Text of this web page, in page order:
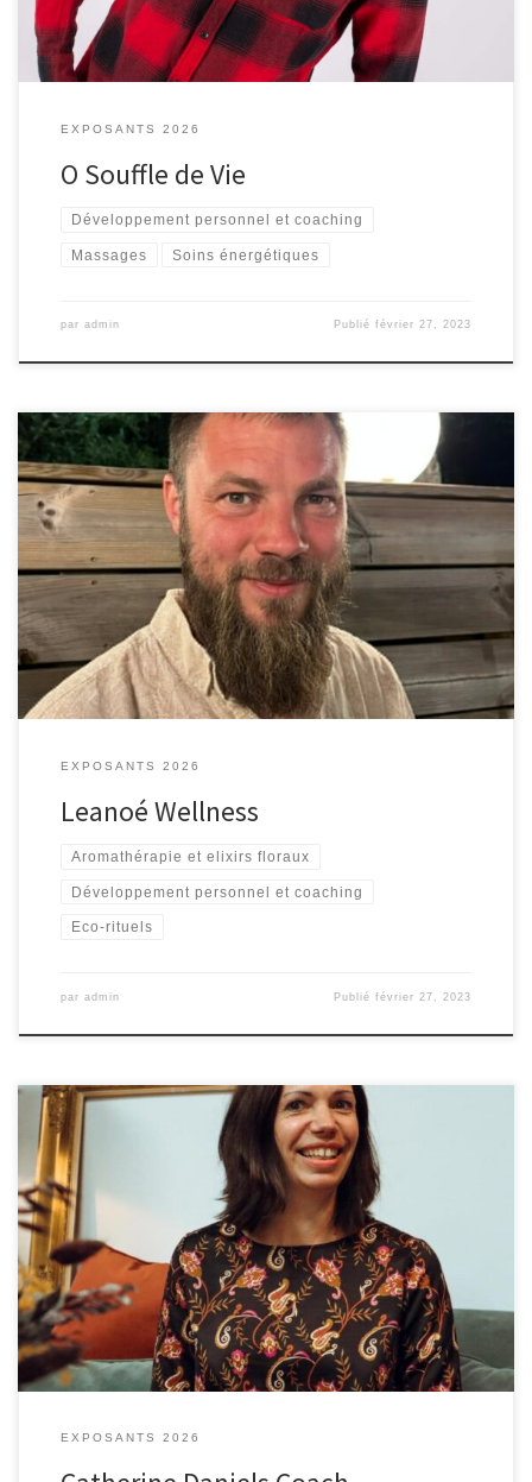
EXPOSANTS 2026
O Souffle de Vie
Développement personnel et coaching
Massages Soins énergétiques
par admin Publiéfévrier 27, 2023
Wellness harmonie détente bien-être relaxation
EXPOSANTS 2026
Leanoé Wellness
Aromathérapie et elixirs floraux
Développement personnel et coaching
Eco-rituels
par admin Publiéfévrier 27, 2023
Stress, Équilibre, Formation, Bien-être, Cohésion
EXPOSANTS 2026